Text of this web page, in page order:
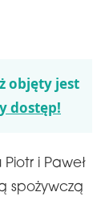
objęty jest
dostęp!
i Paweł
spożywczą